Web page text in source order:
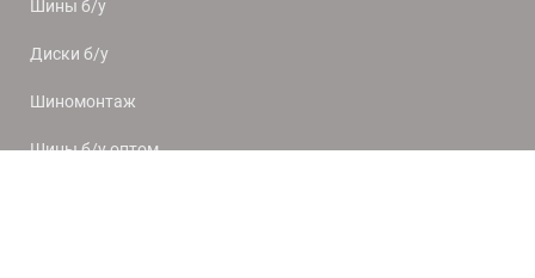
Шины б/у
Диски б/у
Шиномонтаж
Шины б/у оптом